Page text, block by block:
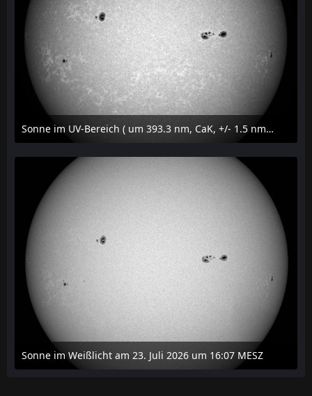
Sonne im UV-Bereich ( um 393.3 nm, CaK, +/- 1.5 nm) am 23. Juli 2026 um 16:15 MESZ
24. Juli 2026 um 20:42
Sonne im Weißlicht am 23. Juli 2026 um 16:07 MESZ
24. Juli 2026 um 20:42